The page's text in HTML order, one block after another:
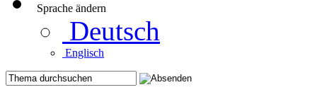
Sprache ändern
Deutsch
Englisch